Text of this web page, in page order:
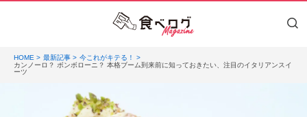
HOME 最新記事
今これがキテる！
カンノーロ？ ボンボローニ？ 本格ブーム到来前に知っておきたい、注目のイタリアンスイ
ーツ